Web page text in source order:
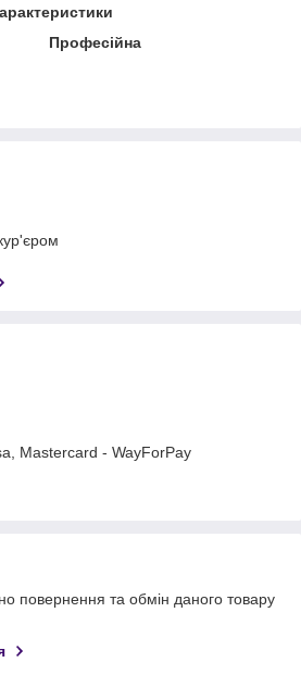
Професійна
Mastercard - WayForPay
повернення та обмін даного товару